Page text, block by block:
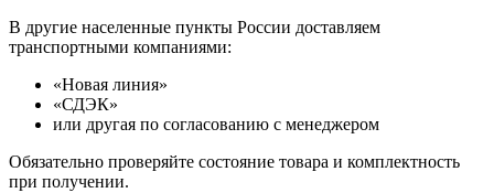
В другие населенные пункты России доставляем
транспортными компаниями:
«Новая линия»
«СДЭК»
или другая по согласованию с менеджером
Обязательно проверяйте состояние товара и комплектность
при получении.